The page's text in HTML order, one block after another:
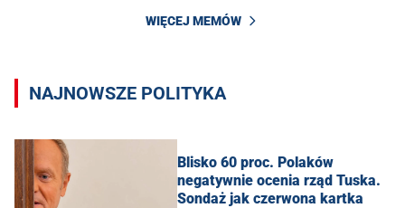
WIĘCEJ MEMÓW
NAJNOWSZE POLITYKA
Blisko 60 proc. Polaków
negatywnie ocenia rząd Tuska.
Sondaż jak czerwona kartka